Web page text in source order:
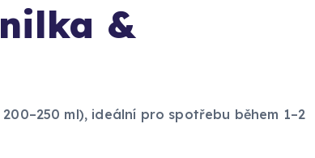
&
200–250 ml), ideální pro spotřebu během 1–2